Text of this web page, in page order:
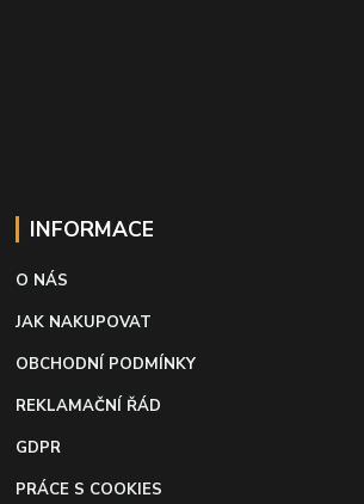
INFORMACE
O NÁS
JAK NAKUPOVAT
OBCHODNÍ PODMÍNKY
REKLAMAČNÍ ŘÁD
GDPR
PRÁCE S COOKIES